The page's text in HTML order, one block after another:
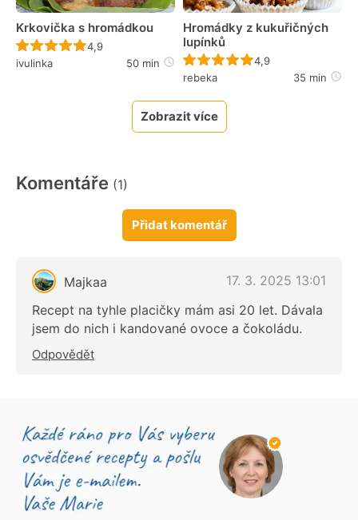
Krkovička s hromádkou
Recept ještě nebyl hodnocen
4,9
ivulinka
50 min
Hromádky z kukuřičných
lupínků
Recept ještě nebyl
4,9
rebeka
35 min
Zobrazit více
Komentáře (1)
Přidat komentář
Majkaa
17. 3. 2025 13:01
Recept na tyhle placičky mám asi 20 let. Dávala
jsem do nich i kandované ovoce a čokoládu.
Odpovědět